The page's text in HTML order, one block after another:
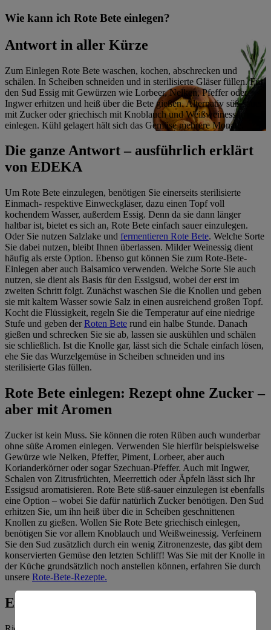
Wie kann ich Rote Bete einlegen?
Antwort in aller Kürze
Zum Einlegen Rote Bete waschen, kochen, abschrecken und
schälen. In Scheiben schneiden und in sterilisierte Gläser füllen. Für
den Sud Essig mit Gewürzen wie Lorbeer, Nelken, Pfeffer oder
Ingwer erhitzen und heiß über die Bete gießen. Alternativ süß-sauer
mit Zucker oder griechisch mit Knoblauch und Weißweinessig
einlegen. Kühl gelagert hält sich das Gemüse mehrere Monate.
Die ganze Antwort – ausführlich erklärt
von EDEKA
Um Rote Bete einzulegen, benötigen Sie einerseits sterilisierte
Einmach- respektive Einweckgläser, dazu einen Topf voll
kochendem Wasser, außerdem Essig. Denn da sie dann länger
haltbar ist, bietet es sich an, Rote Bete einfach sauer einzulegen.
Oder Sie nutzen Salzlake und fermentieren Rote Bete. Welche Sorte
Sie dabei nutzen, bleibt Ihnen überlassen. Milder Weinessig dient
häufig als erste Option. Ebenso gut können Sie zum Rote-Bete-
Einlegen aber auch Balsamico verwenden. Welche Sorte Sie auch
nutzen, sie dient als Basis für den Essigsud, wobei der erst im
zweiten Schritt folgt. Zunächst waschen Sie die Knollen und geben
sie mit kaltem Wasser sowie Salz in einen ausreichend großen Topf.
Kocht die Flüssigkeit, regeln Sie die Temperatur auf eine niedrige
Stufe und geben der Roten Bete rund ein halbe Stunde. Danach
gießen und schrecken Sie sie ab, lassen sie auskühlen und schälen
sie schließlich. Ist die Knolle gar, lässt sich die Schale einfach lösen,
ehe Sie das Wurzelgemüse in Scheiben schneiden und ins
sterilisierte Glas füllen.
Rote Bete einlegen: Rezept ohne Zucker –
aber mit Aromen
Zucker ist kein Muss. Sie können die roten Rüben auch wunderbar
ohne süße Aromen einlegen. Verwenden Sie hierfür beispielsweise
Gewürze wie Nelken, Pfeffer, Piment, Lorbeer, aber auch
Korianderkörner oder sogar Szechuan-Pfeffer. Auch mit Ingwer,
Schalen von Zitrusfrüchten, Meerrettich oder Äpfeln lässt sich Ihr
Essigsud aromatisieren. Rote Bete süß-sauer einzulegen ist ebenfalls
eine Option – wobei Sie dafür natürlich Zucker benötigen. Den Sud
erhitzen Sie, um ihn heiß über die in Scheiben geschnittenen
Knollen zu gießen. Wollen Sie Rote Bete griechisch einlegen,
benötigen Sie vor allem Knoblauch und Weißweinessig. Verfeinern
Sie den Sud zusätzlich durch ein wenig Zitronenzeste, das gibt dem
konservierten Gemüse den letzten Schliff! Was Sie mit der Knolle in
der Küche grundsätzlich noch anstellen können, erfahren Sie durch
unsere Rote-Bete-Rezepte.
Ein Muss: Gläser sterilisieren